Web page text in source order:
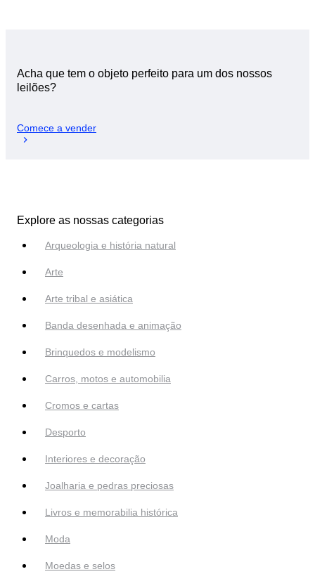
Acha que tem o objeto perfeito para um dos nossos
leilões?
Comece a vender
Explore as nossas categorias
Arqueologia e história natural
Arte
Arte tribal e asiática
Banda desenhada e animação
Brinquedos e modelismo
Carros, motos e automobilia
Cromos e cartas
Desporto
Interiores e decoração
Joalharia e pedras preciosas
Livros e memorabilia histórica
Moda
Moedas e selos